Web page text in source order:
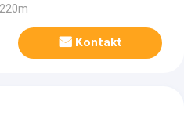
Kontakt